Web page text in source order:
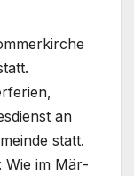
an
statt.
Wie im Mär­